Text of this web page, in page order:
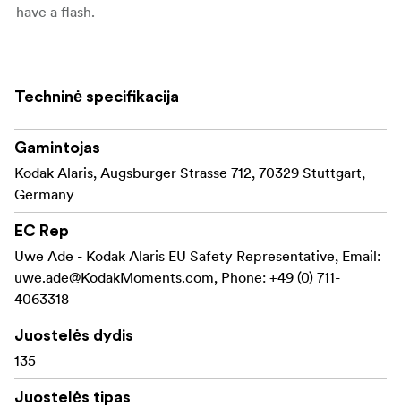
have a flash.
32.8mm, f/10, 1 element lens
Nominal focus range 1m to infinity
Techninė specifikacija
Gamintojas
Kodak Alaris, Augsburger Strasse 712, 70329 Stuttgart,
Germany
EC Rep
Uwe Ade - Kodak Alaris EU Safety Representative, Email:
uwe.ade@KodakMoments.com, Phone: +49 (0) 711-
4063318
Juostelės dydis
135
Juostelės tipas